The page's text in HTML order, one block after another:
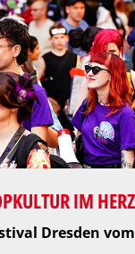
IM
Dresden